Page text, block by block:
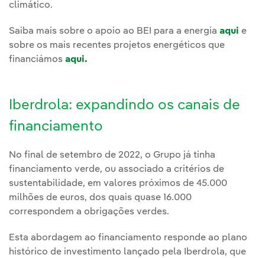
climático.
Saiba mais sobre o apoio ao BEI para a energia aqui e
sobre os mais recentes projetos energéticos que
financiámos aqui.
Iberdrola: expandindo os canais de
financiamento
No final de setembro de 2022, o Grupo já tinha
financiamento verde, ou associado a critérios de
sustentabilidade, em valores próximos de 45.000
milhões de euros, dos quais quase 16.000
correspondem a obrigações verdes.
Esta abordagem ao financiamento responde ao plano
histórico de investimento lançado pela Iberdrola, que